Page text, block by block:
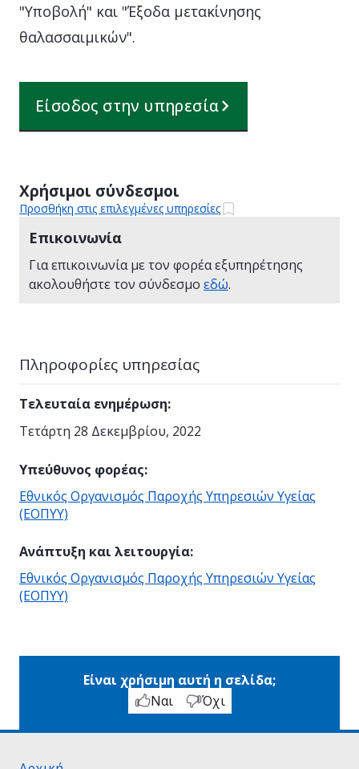
"Υποβολή" και "Έξοδα μετακίνησης
θαλασσαιμικών".
Είσοδος στην υπηρεσία
Χρήσιμοι σύνδεσμοι
Προσθήκη στις επιλεγμένες υπηρεσίες
Επικοινωνία
Για επικοινωνία με τον φορέα εξυπηρέτησης
ακολουθήστε τον σύνδεσμο εδώ.
Πληροφορίες υπηρεσίας
Τελευταία ενημέρωση:
Τετάρτη 28 Δεκεμβρίου, 2022
Υπεύθυνος φορέας:
Εθνικός Οργανισμός Παροχής Υπηρεσιών Υγείας
(ΕΟΠΥΥ)
Ανάπτυξη και λειτουργία:
Εθνικός Οργανισμός Παροχής Υπηρεσιών Υγείας
(ΕΟΠΥΥ)
Είναι χρήσιμη αυτή η σελίδα;
Ναι
Όχι